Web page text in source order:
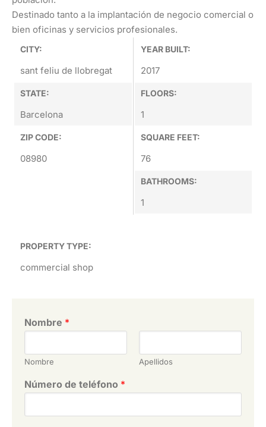
Destinado tanto a la implantación de negocio comercial o
bien oficinas y servicios profesionales.
CITY:
sant feliu de llobregat
STATE:
Barcelona
ZIP CODE:
08980
YEAR BUILT:
2017
FLOORS:
1
SQUARE FEET:
76
BATHROOMS:
1
PROPERTY TYPE:
commercial shop
Nombre *
Nombre Apellidos
Número de teléfono *